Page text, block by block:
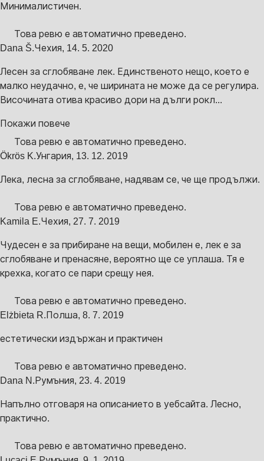
Минималистичен.
Това ревю е автоматично преведено.
Dana Š.Чехия, 14. 5. 2020
Лесен за сглобяване лек. Единственото нещо, което е
малко неудачно, е, че ширината не може да се регулира.
Височината отива красиво дори на дълги рокл...
Покажи повече
Това ревю е автоматично преведено.
Ökrös K.Унгария, 13. 12. 2019
Лека, лесна за сглобяване, надявам се, че ще продължи.
Това ревю е автоматично преведено.
Kamila E.Чехия, 27. 7. 2019
Чудесен е за прибиране на вещи, мобилен е, лек е за
сглобяване и пренасяне, вероятно ще се уплаша. Тя е
крехка, когато се пари срещу нея.
Това ревю е автоматично преведено.
Elżbieta R. Полша, 8. 7. 2019
естетически издържан и практичен
Това ревю е автоматично преведено.
Dana N. Румъния, 23. 4. 2019
Напълно отговаря на описанието в уебсайта. Лесно,
практично.
Това ревю е автоматично преведено.